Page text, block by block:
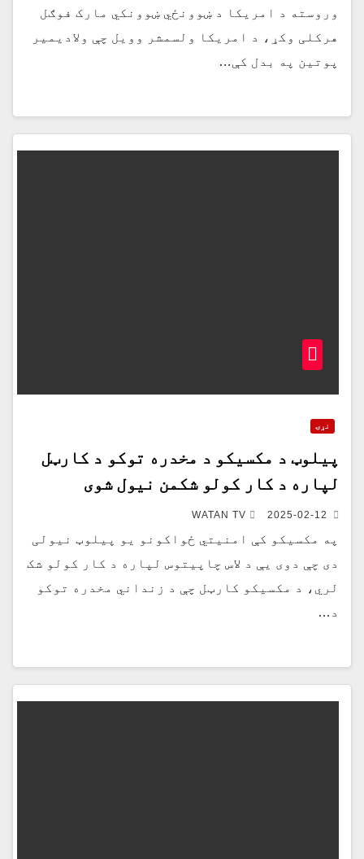
وروسته د امریکا د ښوونځي ښوونکي مارک فوګل
هرکلی وکړ، د امریکا ولسمشر وویل چې ولادیمیر
پوتین په بدل کې…
نړۍ
پیلوټ د مکسیکو د مخدره توکو د کارټل
لپاره د کار کولو شکمن نیول شوی
2025-02-12
WATAN TV
په مکسیکو کې امنیتي ځواکونو یو پیلوټ نیولی
دی چې دوی یې د لاس چاپیتوس لپاره د کار کولو شک
لري، د مکسیکو کارټل چې د زنداني مخدره توکو
د…